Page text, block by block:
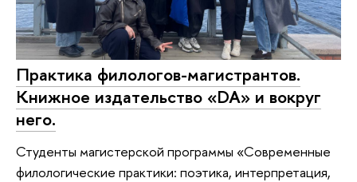
Практика филологов-магистрантов.
Книжное издательство «DA» и вокруг
него.
Студенты магистерской программы «Современные
филологические практики: поэтика, интерпретация,